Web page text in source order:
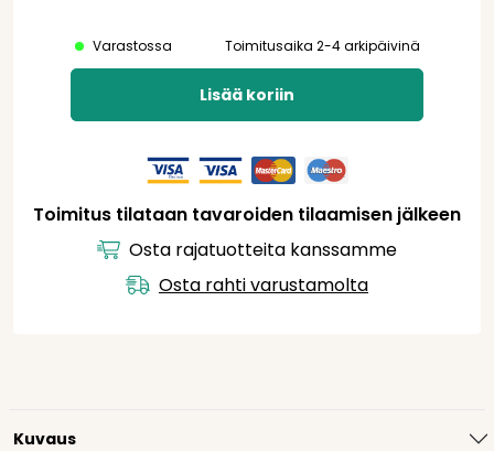
Varastossa Toimitusaika 2-4 arkipäivinä
Lisää koriin
Toimitus tilataan tavaroiden tilaamisen jälkeen
Osta rajatuotteita kanssamme
Osta rahti varustamolta
Kuvaus